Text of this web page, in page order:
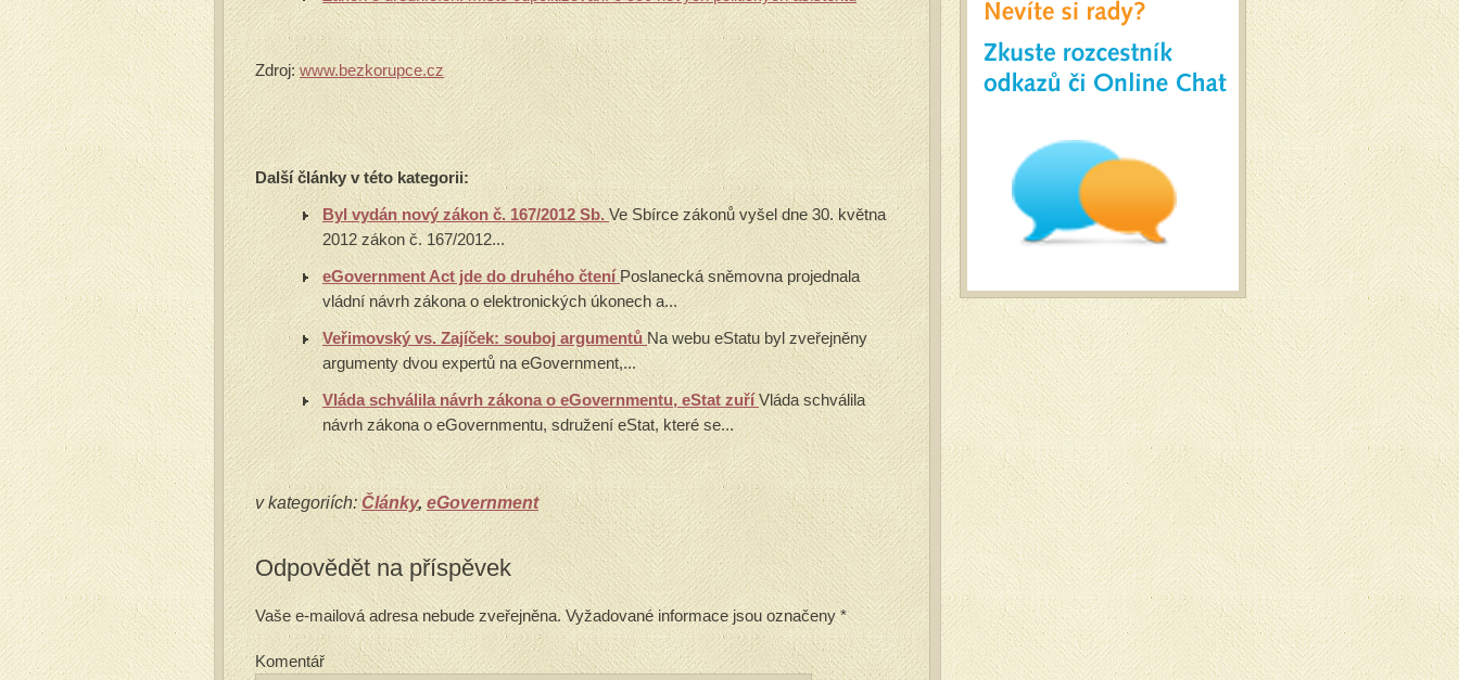
Zdroj:www.bezkorupce.cz
Další články v této kategorii:
Byl vydán nový zákon č. 167/2012 Sb.Ve Sbírce zákonů vyšel dne 30. května
2012 zákon č. 167/2012...
eGovernment Act jde do druhého čteníPoslanecká sněmovna projednala
vládní návrh zákona o elektronických úkonech a...
Veřimovský vs. Zajíček: souboj argumentůNa webu eStatu byl zveřejněny
argumenty dvou expertů na eGovernment,...
Vláda schválila návrh zákona o eGovernmentu, eStat zuříVláda schválila
návrh zákona o eGovernmentu, sdružení eStat, které se...
v kategoriích:Články, eGovernment
Odpovědět na příspěvek
Vaše e-mailová adresa nebude zveřejněna.Vyžadované informace jsou označeny*
Komentář